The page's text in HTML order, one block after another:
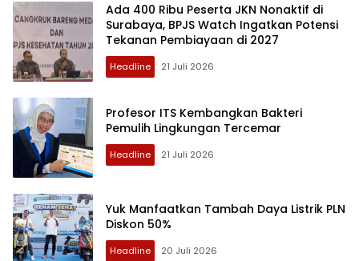
Ada 400 Ribu Peserta JKN Nonaktif di
Surabaya, BPJS Watch Ingatkan Potensi
Tekanan Pembiayaan di 2027
Headline 21 Juli 2026
Profesor ITS Kembangkan Bakteri
Pemulih Lingkungan Tercemar
Headline 21 Juli 2026
Yuk Manfaatkan Tambah Daya Listrik PLN
Diskon 50%
Headline 20 Juli 2026